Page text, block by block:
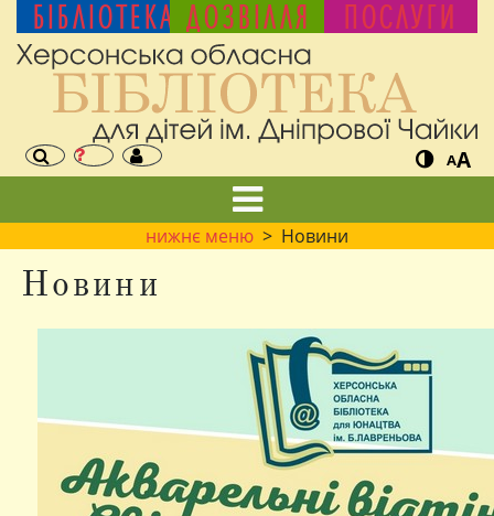
БІБЛІОТЕКА ДОЗВІЛЛЯ ПОСЛУГИ
AA
нижнє меню > Новини
Новини